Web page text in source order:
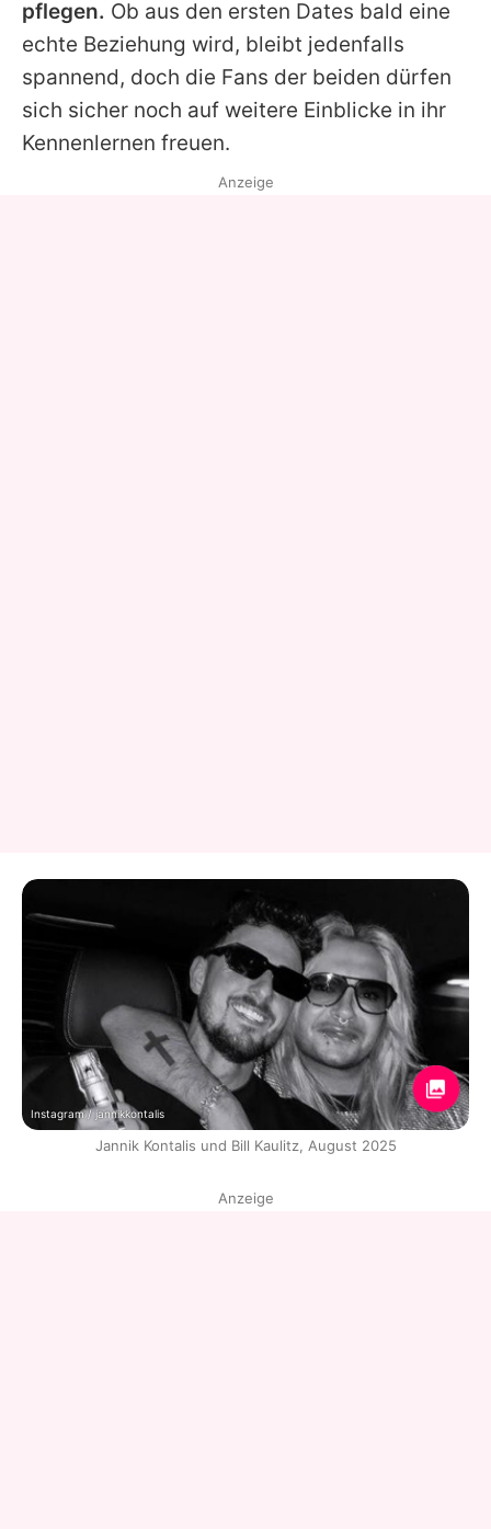
pflegen. Ob aus den ersten Dates bald eine
echte Beziehung wird, bleibt jedenfalls
spannend, doch die Fans der beiden dürfen
sich sicher noch auf weitere Einblicke in ihr
Kennenlernen freuen.
Anzeige
Instagram / jannikkontalis
Jannik Kontalis und Bill Kaulitz, August 2025
Anzeige